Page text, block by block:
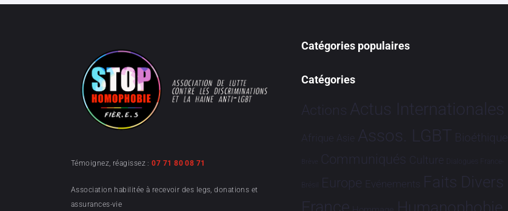
Témoignez, réagissez :07 71 80 08 71
Association habilitée à recevoir des legs, donations et
assurances-vie
Catégories populaires
Catégories
Actions Actus Internationales
Afrique Asie Assos. LGBT Bioéthique
Brève Communiqués Culture Dialogues France-
Brésil Europe Evénements Faits Divers
Humanophobie